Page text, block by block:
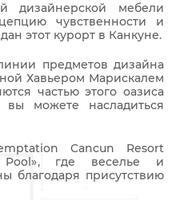
дизайнерской мебели
чувственности и
этот курорт в Канкуне.
предметов дизайна
Хавьером Марискалем
частью этого оазиса
вы можете насладиться
Cancun Resort
где веселье и
благодаря присутствию